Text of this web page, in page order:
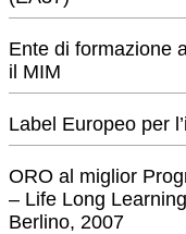
Ente di formazione
il MIM
Label Europeo per
ORO al miglior
– Life Long
Berlino, 2007